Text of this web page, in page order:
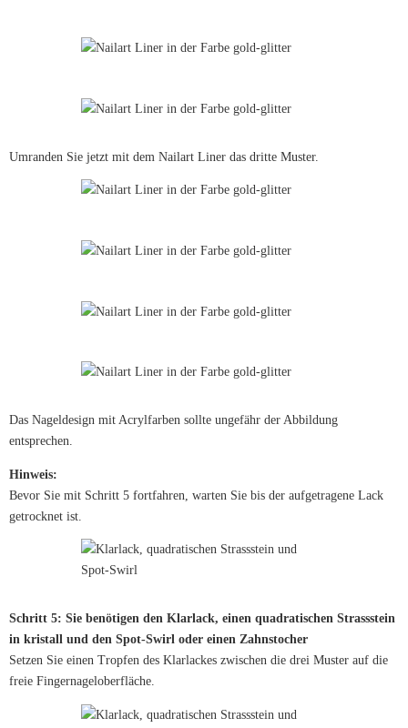
Umranden Sie jetzt mit dem Nailart Liner das dritte Muster.
Das Nageldesign mit Acrylfarben sollte ungefähr der Abbildung
entsprechen.
Hinweis:
Bevor Sie mit Schritt 5 fortfahren, warten Sie bis der aufgetragene Lack
getrocknet ist.
Schritt 5: Sie benötigen den Klarlack, einen quadratischen Strassstein
in kristall und den Spot-Swirl oder einen Zahnstocher
Setzen Sie einen Tropfen des Klarlackes zwischen die drei Muster auf die
freie Fingernageloberfläche.